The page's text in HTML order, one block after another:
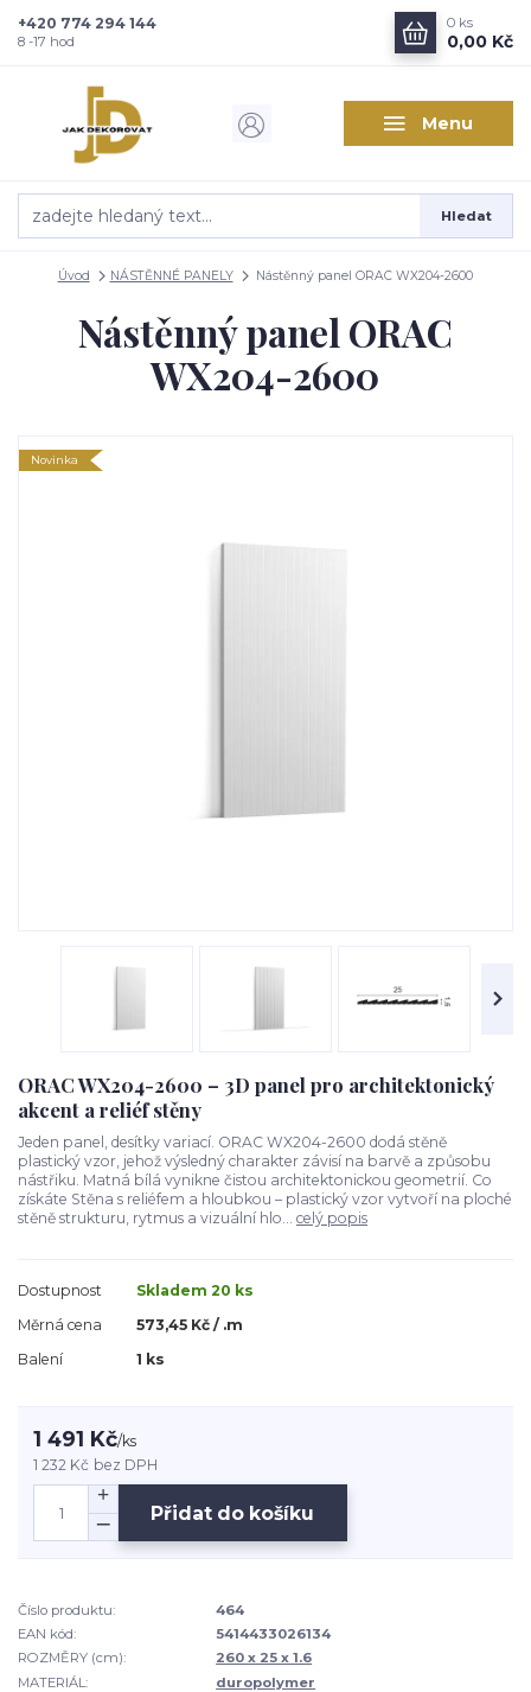
Menu
Hledat
+420 774 294 144
8 -17 hod
0 ks
0,00 Kč
Úvod NÁSTĚNNÉ PANELY Nástěnný panel ORAC WX204-2600
Nástěnný panel ORAC
WX204-2600
Novinka
ORAC WX204-2600 – 3D panel pro architektonický
akcent a reliéf stěny
Jeden panel, desítky variací. ORAC WX204-2600 dodá stěně
plastický vzor, jehož výsledný charakter závisí na barvě a způsobu
nástřiku. Matná bílá vynikne čistou architektonickou geometrií. Co
získáte Stěna s reliéfem a hloubkou – plastický vzor vytvoří na ploché
stěně strukturu, rytmus a vizuální hlo... celý popis
Dostupnost
Skladem 20 ks
Měrná cena
573,45 Kč / .m
Balení
1 ks
1 491 Kč/ks
1 232 Kč bez DPH
Přidat do košíku
Číslo produktu:
464
EAN kód:
5414433026134
ROZMĚRY (cm):
260 x 25 x 1.6
MATERIÁL:
duropolymer
Zajímá vás, co nového v
Kam poslat informaci o novinkách v interiérovém designu?
Zavřít